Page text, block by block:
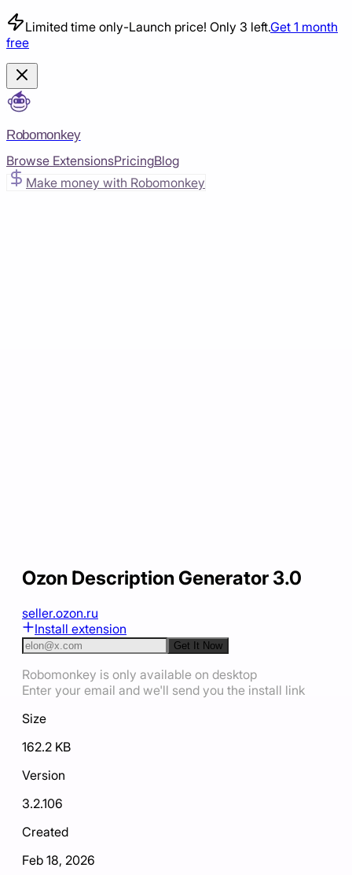
Limited time only-Launch price! Only 3 left.Get 1 month
free
Robomonkey
Browse ExtensionsPricingBlog
Make money with Robomonkey
Ozon Description Generator 3.0
seller.ozon.ru
Install extension
Get It Now
Robomonkey is only available on desktop
Enter your email and we'll send you the install link
Size
162.2 KB
Version
3.2.106
Created
Feb 18, 2026